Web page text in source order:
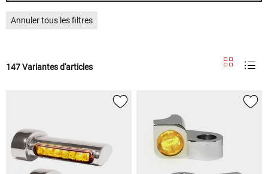
Annuler tous les filtres
147 Variantes d'articles